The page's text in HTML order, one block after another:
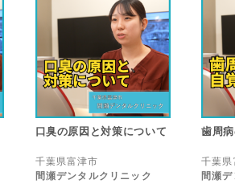
口臭の原因と対策について
千葉県富津市
間瀬デンタルクリニック
歯周
千葉県
間瀬